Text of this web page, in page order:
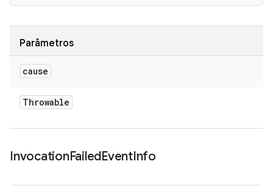
Parâmetros
cause
Throwable
InvocationFailedEventInfo